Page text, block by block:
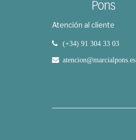
Atención al cliente
(+34) 91 304 33 03
atencion@marcialpons.es